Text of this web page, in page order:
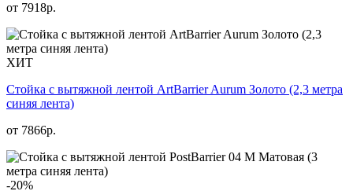
от 7918р.
ХИТ
Стойка с вытяжной лентой ArtBarrier Aurum Золото (2,3 метра
синяя лента)
от 7866р.
-20%